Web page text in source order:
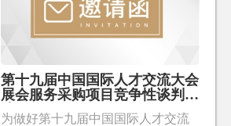
第十九届中国国际人才交流大会
展会服务采购项目竞争性谈判邀
请函
为做好第十九届中国国际人才交流